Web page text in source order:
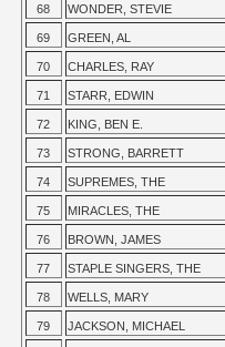
68 WONDER, STEVIE
69 GREEN, AL
70 CHARLES, RAY
71 STARR, EDWIN
72 KING, BEN E.
73 STRONG, BARRETT
74 SUPREMES, THE
75 MIRACLES, THE
76 BROWN, JAMES
77 STAPLE SINGERS, THE
78 WELLS, MARY
79 JACKSON, MICHAEL